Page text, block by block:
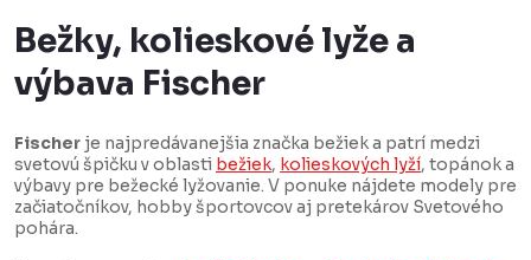
Bežky, kolieskové lyže a
výbava Fischer
Fischer je najpredávanejšia značka bežiek a patrí medzi
svetovú špičku v oblasti bežiek, kolieskových lyží, topánok a
výbavy pre bežecké lyžovanie. V ponuke nájdete modely pre
začiatočníkov, hobby športovcov aj pretekárov Svetového
pohára.